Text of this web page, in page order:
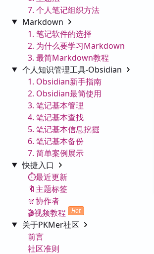
7. 个人笔记组织方法
Markdown
1. 笔记软件的选择
2. 为什么要学习Markdown
3. 最简Markdown教程
个人知识管理工具-Obsidian
1. Obsidian新手指南
2. Obsidian最简使用
3. 笔记基本管理
4. 笔记基本查找
5. 笔记基本信息挖掘
6. 笔记基本备份
7. 简单案例展示
快捷入口
⏱️最近更新
🔖主题标签
🧣协作者
🎬视频教程
Hot
关于PKMer社区
前言
社区准则